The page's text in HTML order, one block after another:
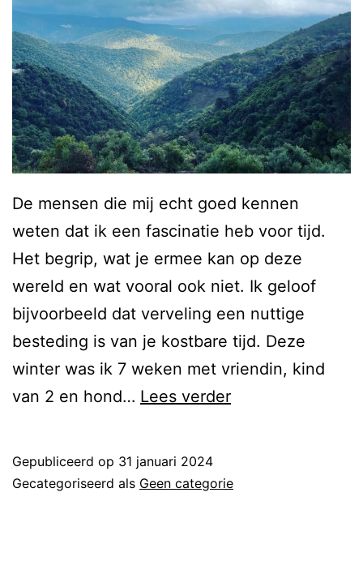
De mensen die mij echt goed kennen
weten dat ik een fascinatie heb voor tijd.
Het begrip, wat je ermee kan op deze
wereld en wat vooral ook niet. Ik geloof
bijvoorbeeld dat verveling een nuttige
besteding is van je kostbare tijd. Deze
winter was ik 7 weken met vriendin, kind
van 2 en hond… Lees verderBedenk
je
Gepubliceerd op 31 januari 2024
Gecategoriseerd als Geen categorie